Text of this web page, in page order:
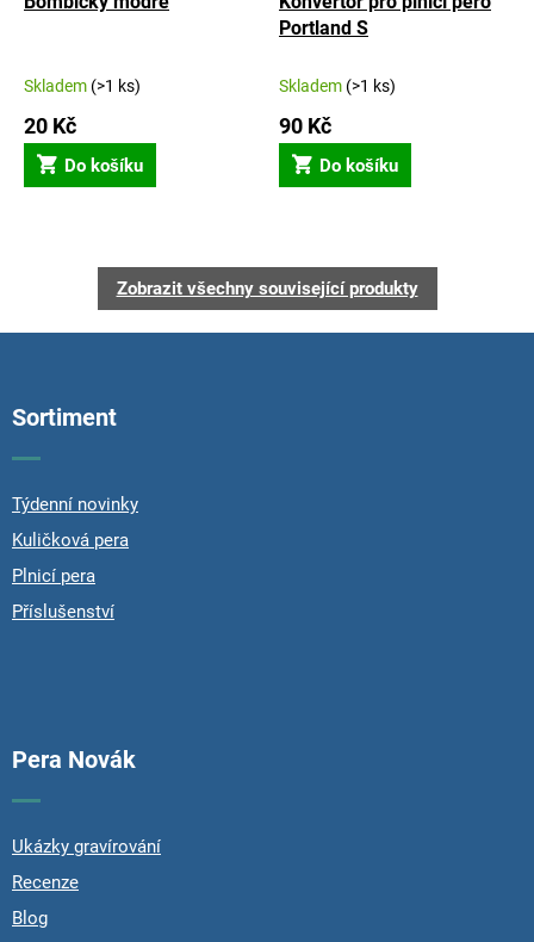
Skladem (>1 ks)
20 Kč
Do košíku
Portland S
Skladem (>1 ks)
90 Kč
Do košíku
Zobrazit všechny související produkty
Sortiment
Týdenní novinky
Kuličková pera
Plnicí pera
Příslušenství
Pera Novák
Ukázky gravírování
Recenze
Blog